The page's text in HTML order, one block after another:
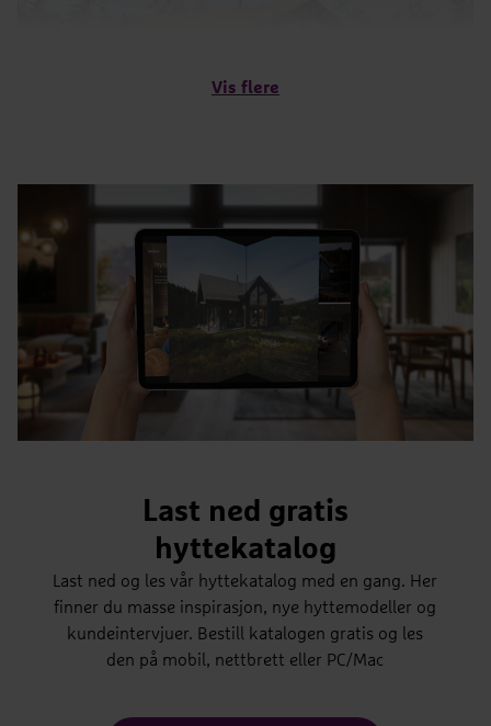
Bukkehø
Bruksareal
BRA 96 m
Bukkespranget
Antall soverom
3 soverom BYA
BYA 104 m
Vis flere
Last ned gratis
hyttekatalog
Last ned og les vår hyttekatalog med en gang. Her
finner du masse inspirasjon, nye hyttemodeller og
kundeintervjuer. Bestill katalogen gratis og les
den på mobil, nettbrett eller PC/Mac